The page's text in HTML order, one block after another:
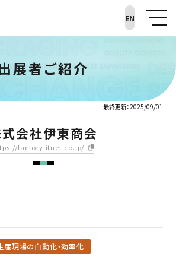
EN
展者ご紹介
最終更新：2025/09/01
会社伊東商会
factory.itnet.co.jp/
産現場の自動化・効率化